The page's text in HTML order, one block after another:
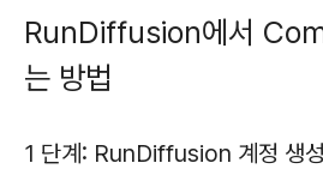
RunDiffusion에서
는 방법
1 단계: RunDiffusion 계정 생성